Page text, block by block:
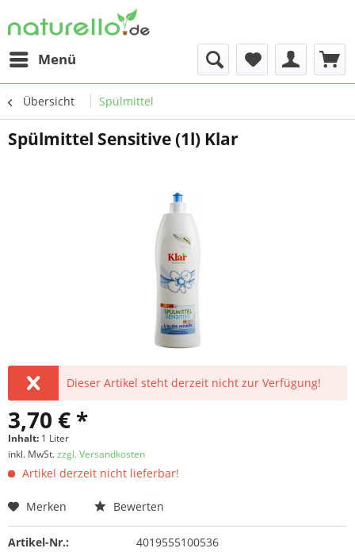
Menü
Übersicht Spülmittel
Spülmittel Sensitive (1l) Klar
Dieser Artikel steht derzeit nicht zur Verfügung!
3,70 € *
Inhalt: 1 Liter
inkl. MwSt.zzgl. Versandkosten
Artikel derzeit nicht lieferbar!
Merken Bewerten
Artikel-Nr.: 4019555100536